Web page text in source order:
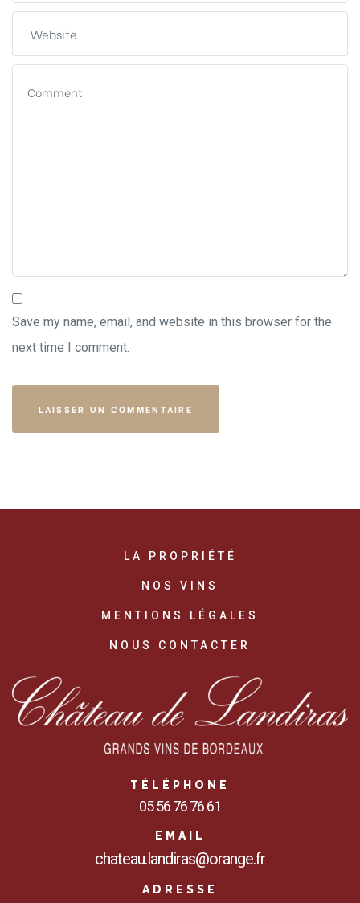
Save my name, email, and website in this browser for the
next time I comment.
LA PROPRIÉTÉ
NOS VINS
MENTIONS LÉGALES
NOUS CONTACTER
TÉLÉPHONE
05 56 76 76 61
EMAIL
chateau.landiras@orange.fr
ADRESSE